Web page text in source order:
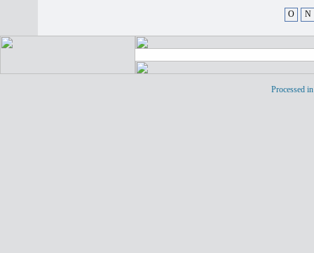
O N
Processed